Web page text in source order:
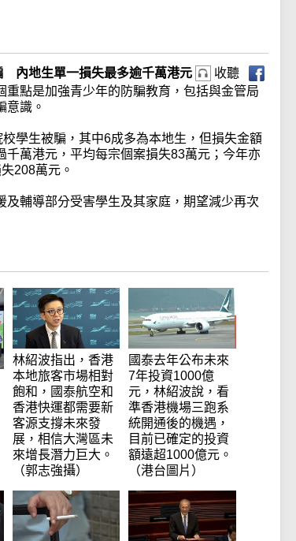
內地生單一損失最多逾千萬港元
收聽
點是加強青少年的防騙教育，包括與金管局
意識。
學生被騙，其中6成多為本地生，但損失金額
萬港元，平均每宗個案損失83萬元；今年亦
208萬元。
輔導部分受害學生及其家庭，期望減少再次
林紹波指出，香港
本地旅客市場相對
飽和，國泰航空和
香港快運都需要新
客源支撐未來發
展，相信大灣區未
來增長潛力巨大。
（郭志強攝）
國泰去年公布未來
7年投資1000億
元，林紹波說，看
準香港機場三跑系
統開通後的機遇，
目前已確定的投資
額遠超1000億元。
（港台圖片）